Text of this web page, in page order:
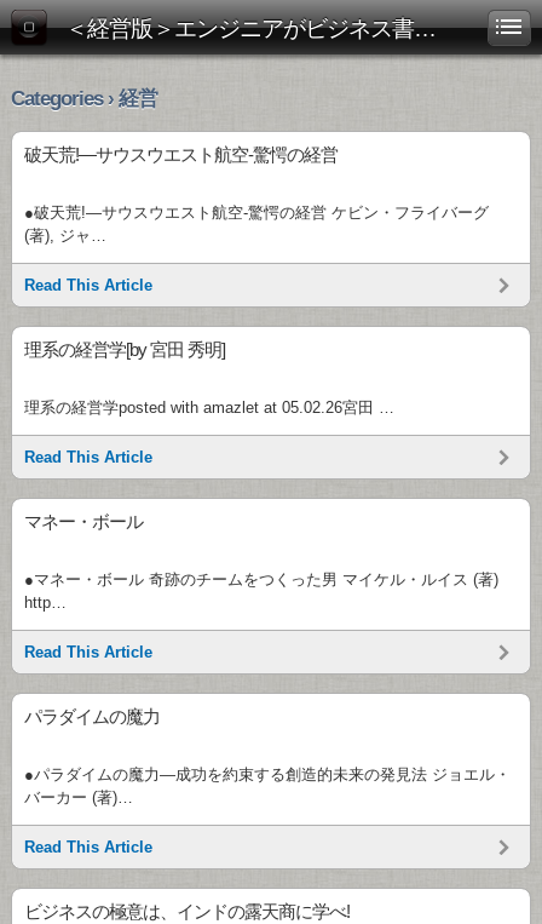
＜経営版＞エンジニアがビジネス書を斬る！
Categories › 経営
破天荒!―サウスウエスト航空-驚愕の経営
●破天荒!―サウスウエスト航空-驚愕の経営 ケビン・フライバーグ
(著), ジャ…
Read This Article
理系の経営学[by 宮田 秀明]
理系の経営学posted with amazlet at 05.02.26宮田 …
Read This Article
マネー・ボール
●マネー・ボール 奇跡のチームをつくった男 マイケル・ルイス (著)
http…
Read This Article
パラダイムの魔力
●パラダイムの魔力―成功を約束する創造的未来の発見法 ジョエル・
バーカー (著)…
Read This Article
ビジネスの極意は、インドの露天商に学べ!